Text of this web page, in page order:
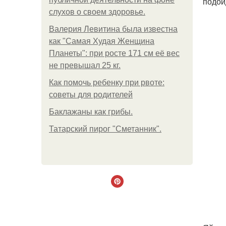
слухов о своем здоровье.
Валерия Левитина была известна
как "Самая Худая Женщина
Планеты": при росте 171 см её вес
не превышал 25 кг.
Как помочь ребенку при рвоте:
советы для родителей
Баклажаны как грибы.
Татарский пирог "Сметанник".